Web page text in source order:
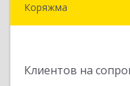
Коряжма
Клиентов на